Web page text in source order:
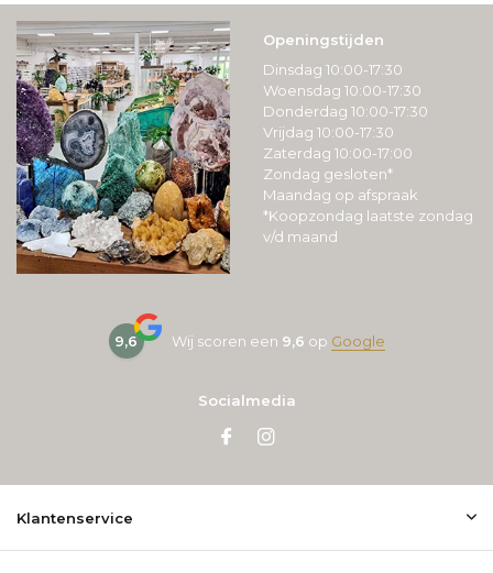
Openingstijden
Dinsdag 10:00-17:30
Woensdag 10:00-17:30
Donderdag 10:00-17:30
Vrijdag 10:00-17:30
Zaterdag 10:00-17:00
Zondag gesloten*
Maandag op afspraak
*Koopzondag laatste zondag
v/d maand
9,6 Wij scoren een 9,6 op Google
Socialmedia
Klantenservice